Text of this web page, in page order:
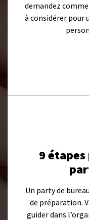
demandez
à considérer pour
9
Un party de
de préparation.
guider dans